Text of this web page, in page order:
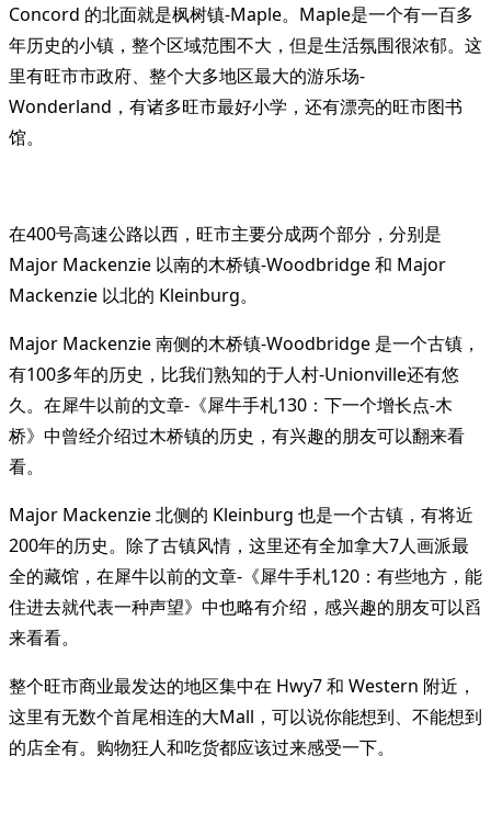
Concord 的北面就是枫树镇-Maple。Maple是一个有一百多
年历史的小镇，整个区域范围不大，但是生活氛围很浓郁。这
里有旺市市政府、整个大多地区最大的游乐场-
Wonderland，有诸多旺市最好小学，还有漂亮的旺市图书
馆。
在400号高速公路以西，旺市主要分成两个部分，分别是
Major Mackenzie 以南的木桥镇-Woodbridge 和 Major
Mackenzie 以北的 Kleinburg。
Major Mackenzie 南侧的木桥镇-Woodbridge 是一个古镇，
有100多年的历史，比我们熟知的于人村-Unionville还有悠
久。在犀牛以前的文章-《犀牛手札130：下一个增长点-木
桥》中曾经介绍过木桥镇的历史，有兴趣的朋友可以翻来看
看。
Major Mackenzie 北侧的 Kleinburg 也是一个古镇，有将近
200年的历史。除了古镇风情，这里还有全加拿大7人画派最
全的藏馆，在犀牛以前的文章-《犀牛手札120：有些地方，能
住进去就代表一种声望》中也略有介绍，感兴趣的朋友可以舀
来看看。
整个旺市商业最发达的地区集中在 Hwy7 和 Western 附近，
这里有无数个首尾相连的大Mall，可以说你能想到、不能想到
的店全有。购物狂人和吃货都应该过来感受一下。